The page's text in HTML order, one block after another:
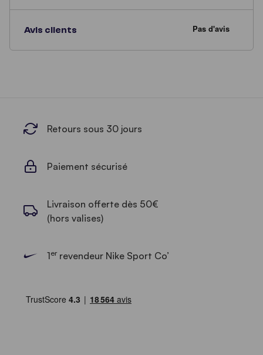
Avis clients
Retours sous 30 jours
Paiement sécurisé
Livraison offerte dès 50€
(hors valises)
1errevendeur Nike Sport Co’